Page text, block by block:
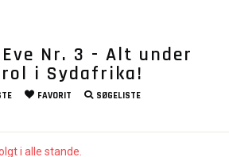
Nr. 3 - Alt under
i Sydafrika!
FAVORIT SØGELISTE
i alle stande.